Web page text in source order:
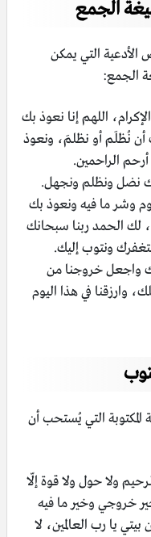
الجمع
التي يمكن
الجمع:
اللهم إنا نعوذ بك
أن نُظلَم أو نظلمَ، ونعوذ
الراحمين.
نضل ونظلم ونجهل.
وشر ما فيه ونعوذ بك
لك الحمد ربنا سبحانك
ونتوب إليك.
واجعل خروجنا من
وارزقنا في هذا اليوم
المكتوبة التي يُستحب أن
ولا حول ولا قوة إلّا
خروجي وخير ما فيه
يا رب العالمين، لا